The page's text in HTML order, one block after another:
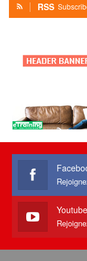
RSS
Youtube